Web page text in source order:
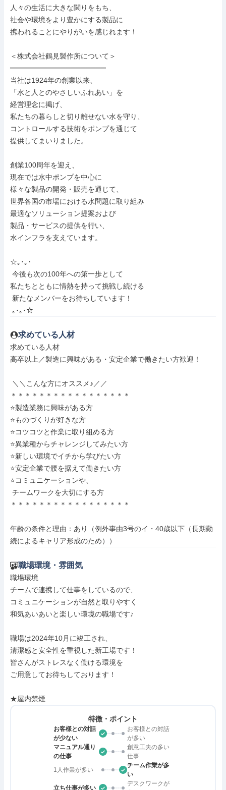
人々の生活に大きな関りをもち、
社会や環境をより豊かにする製品に
携われることにやりがいを感じれます！
＜株式会社鶴見製作所について＞
═══════════════════
当社は1924年の創業以来、
「水と人とのやさしいふれあい」を
経営理念に掲げ、
私たちの暮らしと切り離せない水を守り、
コントロールする技術をポンプを通じて
提供してまいりました。
創業100周年を迎え、
現在では水中ポンプを中心に
様々な製品の開発・販売を通じて、
世界各国の市場における水問題に取り組み
最適なソリューション提案および
製品・サービスの提供を行い、
水インフラを支えています。
☆｡･｡･
私たちとともに情熱を持って挑戦し続ける
｡･｡･☆
求めている人材
求めている人材
高卒以上／製造に興味がある・安定企業で働きたい方歓迎！
＊＊＊＊＊＊＊＊＊＊＊＊＊＊＊＊＊
⭐製造業務に興味がある方
⭐ものづくりが好きな方
⭐コツコツと作業に取り組める方
⭐異業種からチャレンジしてみたい方
⭐新しい環境でイチから学びたい方
⭐安定企業で腰を据えて働きたい方
⭐コミュニケーションや、
＊＊＊＊＊＊＊＊＊＊＊＊＊＊＊＊＊
年齢の条件と理由：あり（例外事由3号のイ・40歳以下（長期勤
続によるキャリア形成のため））
職場環境・雰囲気
職場環境
チームで連携して仕事をしているので、
コミュニケーションが自然と取りやすく
和気あいあいと楽しい環境の職場です♪
職場は2024年10月に竣工され、
清潔感と安全性を重視した新工場です！
皆さんがストレスなく働ける環境を
ご用意してお待ちしております！
★屋内禁煙
特徴・ポイント
お客様との対話
が少ない
お客様との対話
が多い
マニュアル通り
の仕事
創意工夫の多い
仕事
1人作業が多い
チーム作業が多
い
立ち仕事が多い
デスクワークが